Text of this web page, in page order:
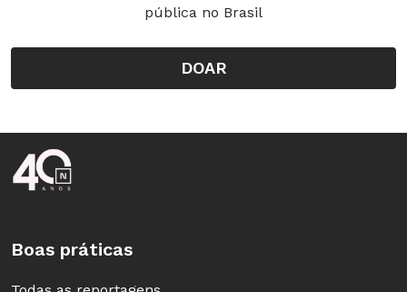
pública no Brasil
DOAR
Rodapé da Nova Escola
Boas práticas